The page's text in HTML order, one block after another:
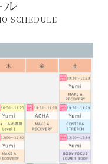
SCHEDULE